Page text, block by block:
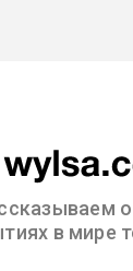
в мире